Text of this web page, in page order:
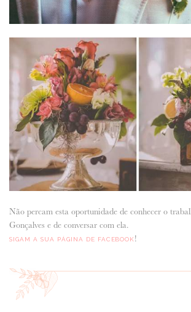
Não percam esta oportunidade de conhecer o
Gonçalves e de conversar com ela.
SIGAM A SUA PÁGINA DE FACEBOOK!